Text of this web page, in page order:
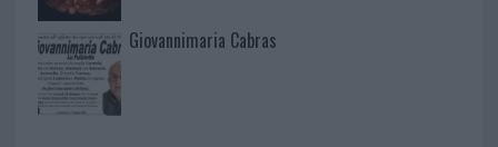
Giovannimaria Cabras